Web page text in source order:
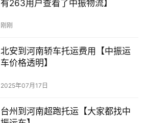
有263用户查看了中振物流】
刚刚
北安到河南轿车托运费用【中振运
车价格透明】
2025年07月17日
台州到河南超跑托运【大家都找中